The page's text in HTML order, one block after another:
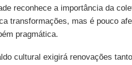
reconhece a importância da
transformações, mas é pouco
pragmática.
cultural exigirá renovações